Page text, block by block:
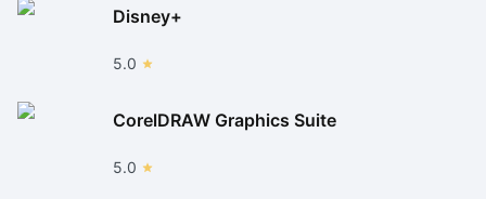
Disney+
5.0
CorelDRAW Graphics Suite
5.0